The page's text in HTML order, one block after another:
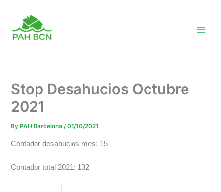
content
Stop Desahucios Octubre
2021
By PAH Barcelona/01/10/2021
Contador desahucios mes: 15
Contador total 2021: 132